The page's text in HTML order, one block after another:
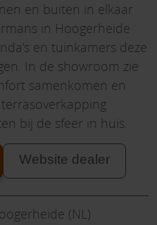
en buiten in elkaar
in Hoogerheide
en tuinkamers deze
In de showroom zie
samenkomen en
bij de sfeer in huis.
Website dealer
(NL)